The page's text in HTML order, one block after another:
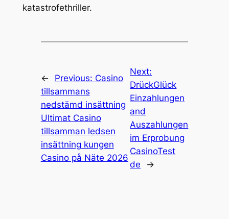
katastrofethriller.
← Previous: Casino
tillsammans
nedstämd insättning
Ultimat Casino
tillsamman ledsen
insättning kungen
Casino på Näte 2026
Next:
DrückGlück
Einzahlungen
and
Auszahlungen
im Erprobung
CasinoTest
de
→